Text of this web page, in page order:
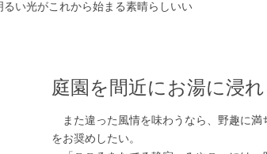
い光がこれから始まる素晴らしいい
庭園を間近にお湯に浸
また違った風情を味わうなら、野趣に満
をお奨めしたい。